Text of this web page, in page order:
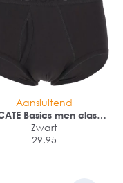
Aansluitend
Basics men classic
met gulp (2-pack)
Zwart
29,95